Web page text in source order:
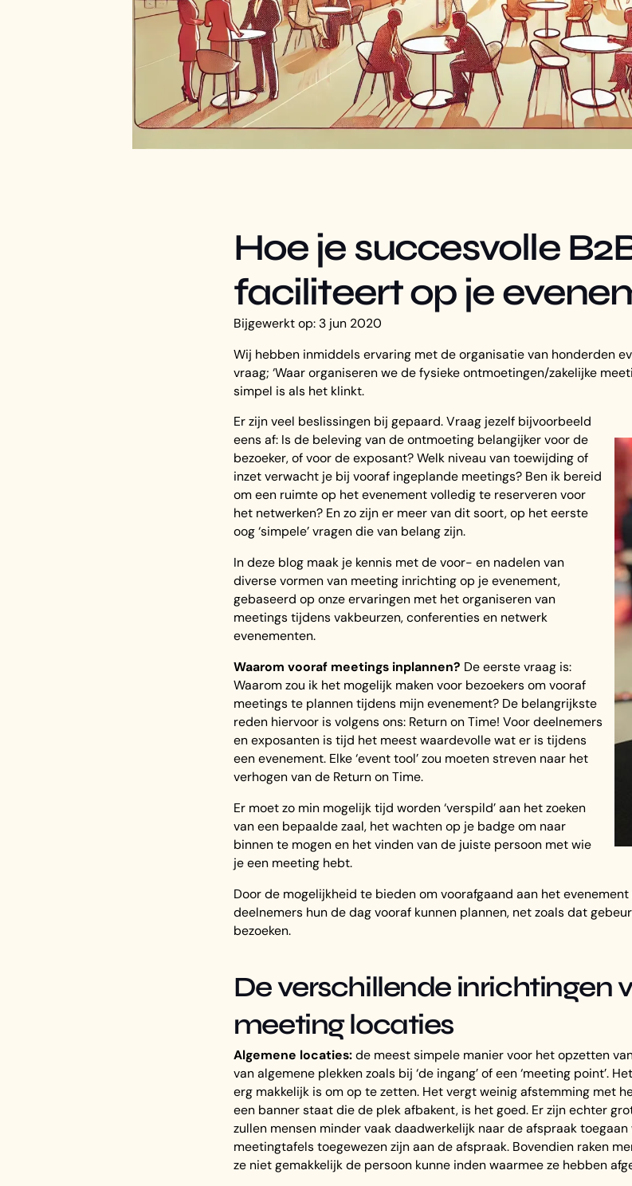
Hoe je succesvolle
faciliteert op je
Bijgewerkt op: 3 jun 2020
Wij hebben inmiddels ervaring met de organisatie van honderden
vraag; ‘Waar organiseren we de fysieke ontmoetingen/zakelijke
simpel is als het klinkt.
Er zijn veel beslissingen bij gepaard. Vraag jezelf bijvoorbeeld
eens af: Is de beleving van de ontmoeting belangijker voor de
bezoeker, of voor de exposant? Welk niveau van toewijding of
inzet verwacht je bij vooraf ingeplande meetings? Ben ik bereid
om een ruimte op het evenement volledig te reserveren voor
het netwerken? En zo zijn er meer van dit soort, op het eerste
oog ‘simpele’ vragen die van belang zijn.
In deze blog maak je kennis met de voor- en nadelen van
diverse vormen van meeting inrichting op je evenement,
gebaseerd op onze ervaringen met het organiseren van
meetings tijdens vakbeurzen, conferenties en netwerk
evenementen.
Waarom vooraf meetings inplannen? De eerste vraag is:
Waarom zou ik het mogelijk maken voor bezoekers om vooraf
meetings te plannen tijdens mijn evenement? De belangrijkste
reden hiervoor is volgens ons: Return on Time! Voor deelnemers
en exposanten is tijd het meest waardevolle wat er is tijdens
een evenement. Elke ‘event tool’ zou moeten streven naar het
verhogen van de Return on Time.
Er moet zo min mogelijk tijd worden ‘verspild’ aan het zoeken
van een bepaalde zaal, het wachten op je badge om naar
binnen te mogen en het vinden van de juiste persoon met wie
je een meeting hebt.
Door de mogelijkheid te bieden om voorafgaand aan het
deelnemers hun de dag vooraf kunnen plannen, net zoals dat
bezoeken.
De verschillende inrichtingen
meeting locaties
Algemene locaties:de meest simpele manier voor het opzetten
van algemene plekken zoals bij ‘de ingang’ of een ‘meeting point’.
erg makkelijk is om op te zetten. Het vergt weinig afstemming met
een banner staat die de plek afbakent, is het goed. Er zijn echter
zullen mensen minder vaak daadwerkelijk naar de afspraak
meetingtafels toegewezen zijn aan de afspraak. Bovendien raken
ze niet gemakkelijk de persoon kunne inden waarmee ze hebben